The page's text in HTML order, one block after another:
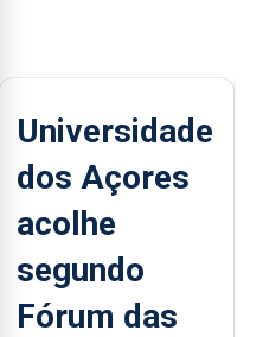
Universidade
dos Açores
acolhe
segundo
Fórum das